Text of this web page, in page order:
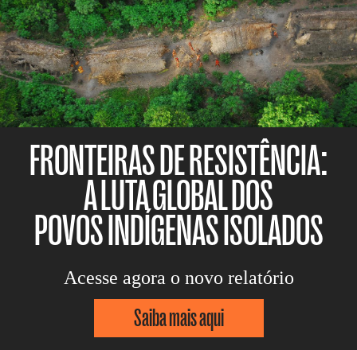
FRONTEIRAS DE RESISTÊNCIA:
A LUTA GLOBAL DOS
POVOS INDÍGENAS ISOLADOS
Acesse agora o novo relatório
Saiba mais aqui